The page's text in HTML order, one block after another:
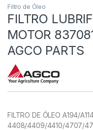
Filtro de Óleo
FILTRO
MOTOR
AGCO PARTS
FILTRO DE ÓLEO A194/
4408/4409/4410/4707/